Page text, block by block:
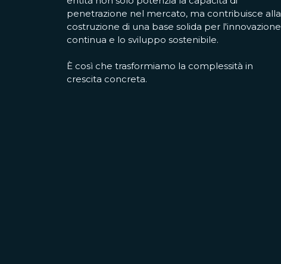
penetrazione nel mercato, ma contribuisce alla
costruzione di una base solida per l'innovazione
continua e lo sviluppo sostenibile.
È così che trasformiamo la complessità in
crescita concreta.